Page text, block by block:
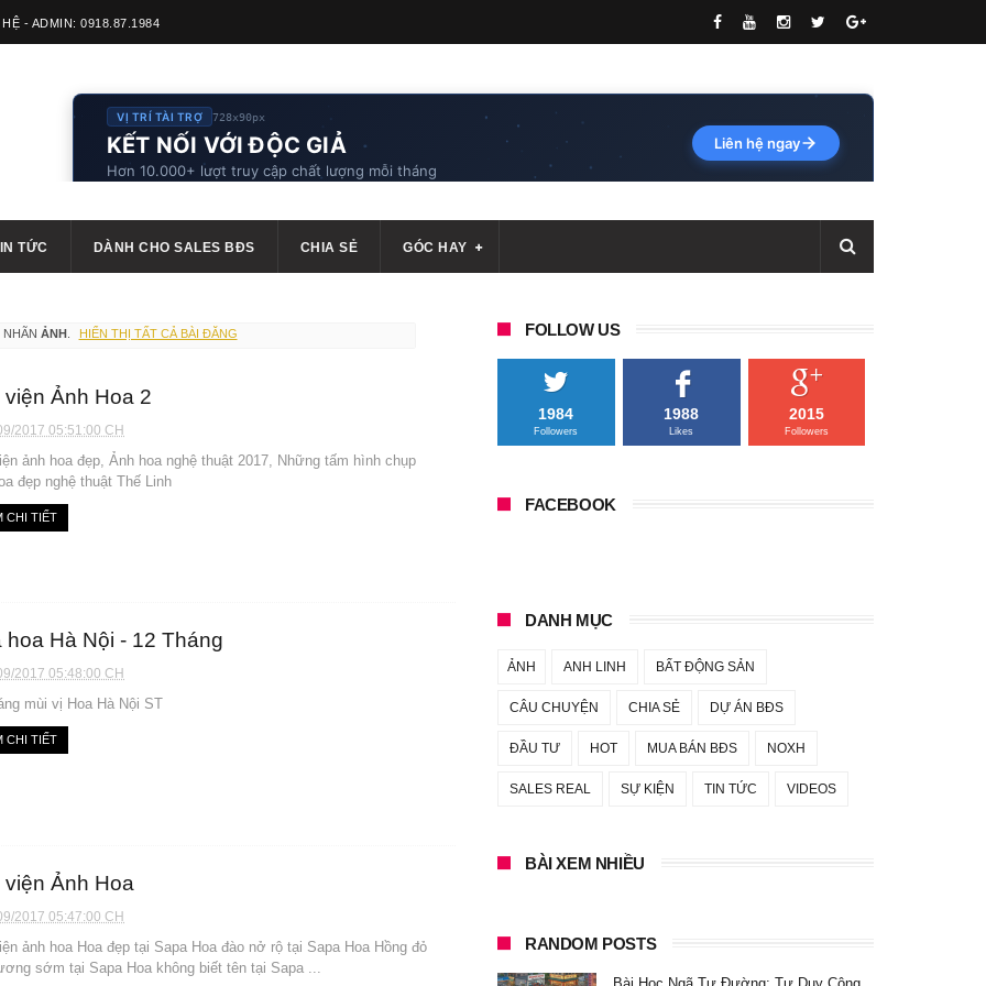
- ADMIN: 0918.87.1984
VỊ TRÍ TÀI TRỢ 728x90px
KẾT NỐI VỚI ĐỘC GIẢ
Hơn 10.000+ lượt truy cập chất lượng mỗi tháng
Liên hệ ngay
TỨC DÀNH CHO SALES BĐS CHIA SẺ GÓC HAY
NHÃNẢNH HIỂN THỊ TẤT CẢ BÀI ĐĂNG
Ảnh Hoa 2
2017 05:51:00 CH
ảnh hoa đẹp, Ảnh hoa nghệ thuật 2017, Những tấm hình chụp
đẹp nghệ thuật Thế Linh
CHI TIẾT
hoa Hà Nội - 12 Tháng
2017 05:48:00 CH
mùi vị Hoa Hà Nội ST
CHI TIẾT
Ảnh Hoa
2017 05:47:00 CH
ảnh hoa Hoa đẹp tại Sapa Hoa đào nở rộ tại Sapa Hoa Hồng đỏ
sớm tại Sapa Hoa không biết tên tại Sapa ...
FOLLOW US
1984
Followers
1988
Likes
2015
Followers
FACEBOOK
DANH MỤC
ẢNH ANH LINH BẤT ĐỘNG SẢN
CÂU CHUYỆN CHIA SẺ DỰ ÁN BĐS
ĐẦU TƯ HOT MUA BÁN BĐS NOXH
SALES REAL SỰ KIỆN TIN TỨC VIDEOS
BÀI XEM NHIỀU
RANDOM POSTS